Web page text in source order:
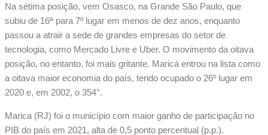
Na sétima posição, vem Osasco, na Grande São Paulo, que
subiu de 16ª para 7º lugar em menos de dez anos, enquanto
passou a atrair a sede de grandes empresas do setor de
tecnologia, como Mercado Livre e Uber. O movimento da oitava
posição, no entanto, foi mais gritante. Maricá entrou na lista como
a oitava maior economia do país, tendo ocupado o 26º lugar em
2020 e, em 2002, o 354°.
Marica (RJ) foi o município com maior ganho de participação no
PIB do país em 2021, alta de 0,5 ponto percentual (p.p.).